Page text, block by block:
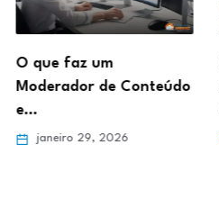
O que faz um
Moderador de Conteúdo
e…
janeiro 29, 2026